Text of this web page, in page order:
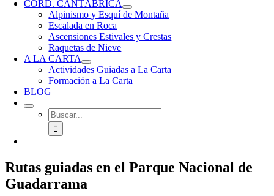
CORD. CANTÁBRICA
Alpinismo y Esquí de Montaña
Escalada en Roca
Ascensiones Estivales y Crestas
Raquetas de Nieve
A LA CARTA
Actividades Guiadas a La Carta
Formación a La Carta
BLOG
Buscar:
Rutas guiadas en el Parque Nacional de
Guadarrama